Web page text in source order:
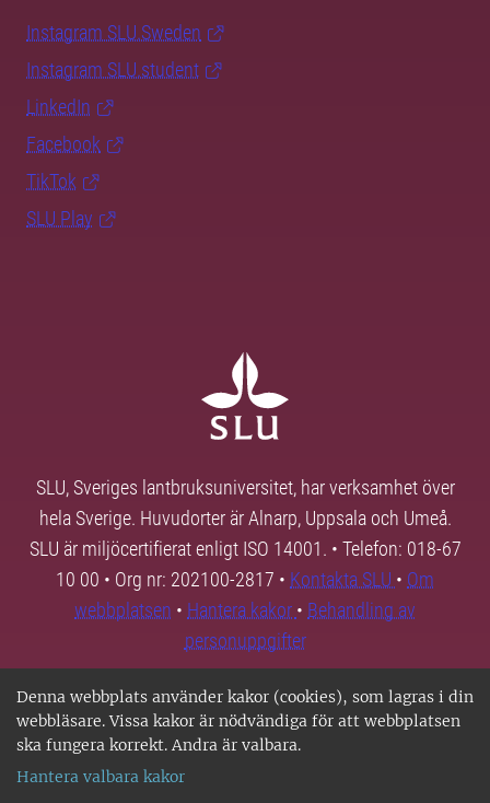
Denna webbplats använder kakor (cookies), som lagras i din
webbläsare. Vissa kakor är nödvändiga för att webbplatsen
ska fungera korrekt. Andra är valbara.
Hantera valbara kakor
Instagram SLU.Sweden
Instagram SLU.student
LinkedIn
Facebook
TikTok
SLU Play
SLU, Sveriges lantbruksuniversitet, har verksamhet över
hela Sverige. Huvudorter är Alnarp, Uppsala och Umeå.
SLU är miljöcertifierat enligt ISO 14001. • Telefon: 018-67
10 00 • Org nr: 202100-2817 • Kontakta SLU • Om
webbplatsen • Hantera kakor • Behandling av
personuppgifter